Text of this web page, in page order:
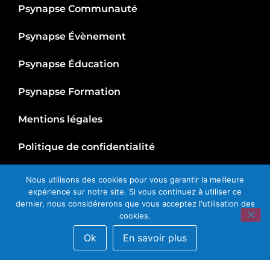
Psynapse Communauté
Psynapse Évènement
Psynapse Éducation
Psynapse Formation
Mentions légales
Politique de confidentialité
Contact
Copyright @ 2018Psynapse World, Tous droits
SiteMap
Nous utilisons des cookies pour vous garantir la meilleure
expérience sur notre site. Si vous continuez à utiliser ce
dernier, nous considérerons que vous acceptez l'utilisation des
cookies.
Ok En savoir plus